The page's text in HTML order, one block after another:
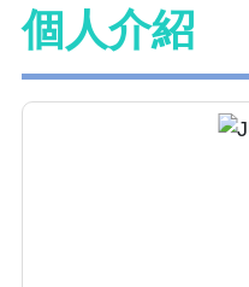
個人介紹